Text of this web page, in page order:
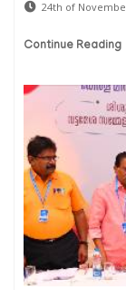
24th of
Continue Reading